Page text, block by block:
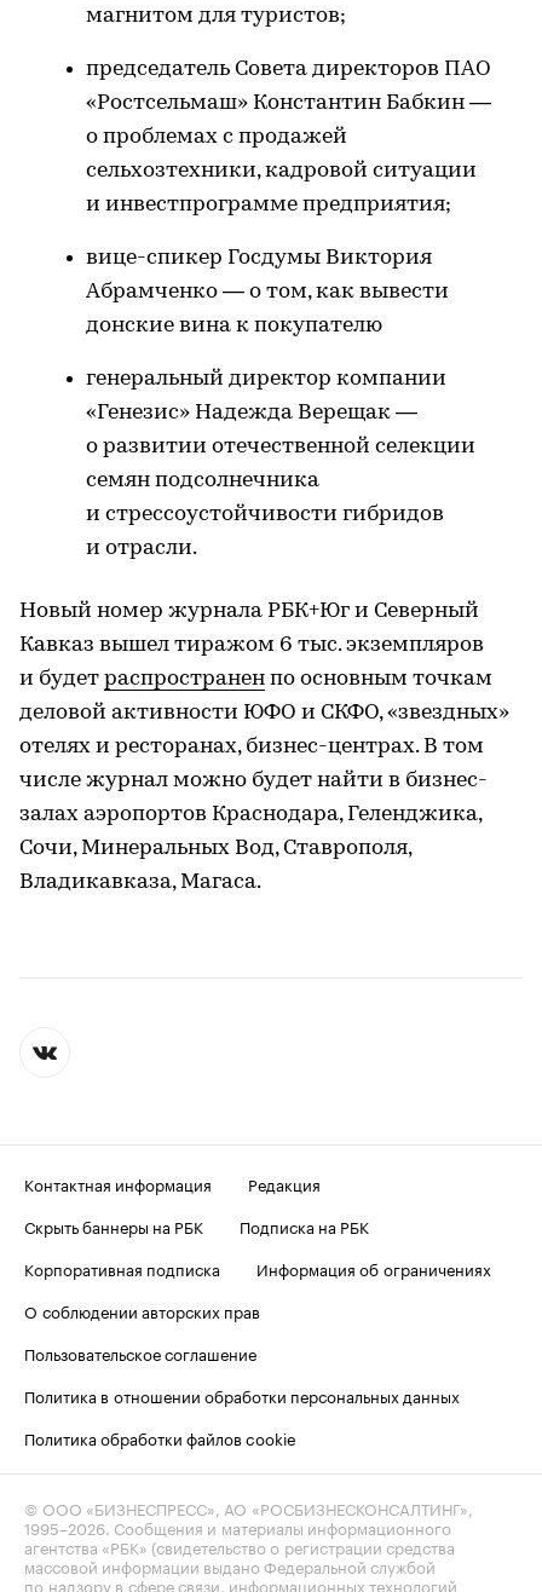
магнитом для туристов;
председатель Совета директоров ПАО
«Ростсельмаш» Константин Бабкин —
о проблемах с продажей
сельхозтехники, кадровой ситуации
и инвестпрограмме предприятия;
вице-спикер Госдумы Виктория
Абрамченко — о том, как вывести
донские вина к покупателю
генеральный директор компании
«Генезис» Надежда Верещак —
о развитии отечественной селекции
семян подсолнечника
и стрессоустойчивости гибридов
и отрасли.
Новый номер журнала РБК+Юг и Северный
Кавказ вышел тиражом 6 тыс. экземпляров
и будет распространен по основным точкам
деловой активности ЮФО и СКФО, «звездных»
отелях и ресторанах, бизнес-центрах. В том
числе журнал можно будет найти в бизнес-
залах аэропортов Краснодара, Геленджика,
Сочи, Минеральных Вод, Ставрополя,
Владикавказа, Магаса.
Контактная информация
Редакция
Скрыть баннеры на РБК
Подписка на РБК
Корпоративная подписка
Информация об ограничениях
О соблюдении авторских прав
Пользовательское соглашение
Политика в отношении обработки персональных данных
Политика обработки файлов cookie
© ООО «БИЗНЕСПРЕСС», АО «РОСБИЗНЕСКОНСАЛТИНГ»,
1995–2026 . Сообщения и материалы информационного
агентства «РБК» (свидетельство о регистрации средства
массовой информации выдано Федеральной службой
по надзору в сфере связи, информационных технологий